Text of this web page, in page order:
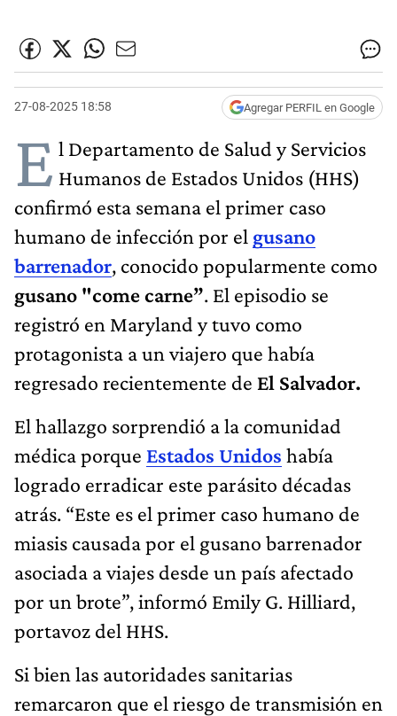
27-08-2025 18:58 Agregar PERFIL en Google
E l Departamento de Salud y Servicios
Humanos de Estados Unidos (HHS)
confirmó esta semana el primer caso
humano de infección por el gusano
barrenador, conocido popularmente como
gusano "come carne”. El episodio se
registró en Maryland y tuvo como
protagonista a un viajero que había
regresado recientemente de El Salvador.
El hallazgo sorprendió a la comunidad
médica porque Estados Unidos había
logrado erradicar este parásito décadas
atrás. “Este es el primer caso humano de
miasis causada por el gusano barrenador
asociada a viajes desde un país afectado
por un brote”, informó Emily G. Hilliard,
portavoz del HHS.
Si bien las autoridades sanitarias
remarcaron que el riesgo de transmisión en